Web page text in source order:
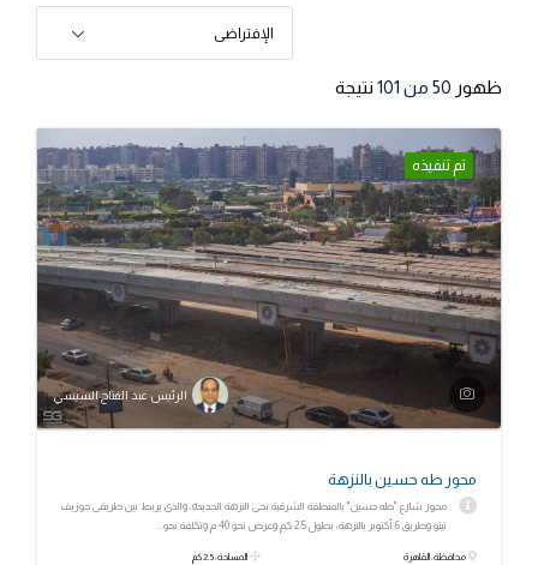
الإفتراضى
ظهور 50 من 101 نتيجة
تم تنفيذه
الرئيس عبد الفتاح السيسي
محور طه حسين بالنزهة
محور شارع "طه حسين" بالمنطقة الشرقية بحى النزهة الجديدة، والذى يربط بين طريقى جوزيف
تيتو وطريق 6 أكتوبر بالنزهة، بطول 2.5 كم وعرض نحو 40 م وتكلفة نحو...
محافظة: القاهرة المساحة: 2.5 كم